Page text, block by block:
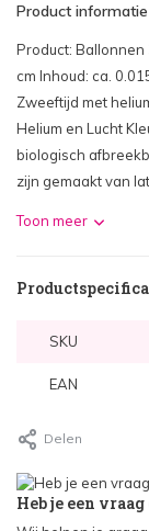
Product informatie
Product:
cm Inhoud: ca.
Zweeftijd met
Helium en Lucht
biologisch
zijn gemaakt van
Toon meer
SKU
EAN
Delen
Heb je een